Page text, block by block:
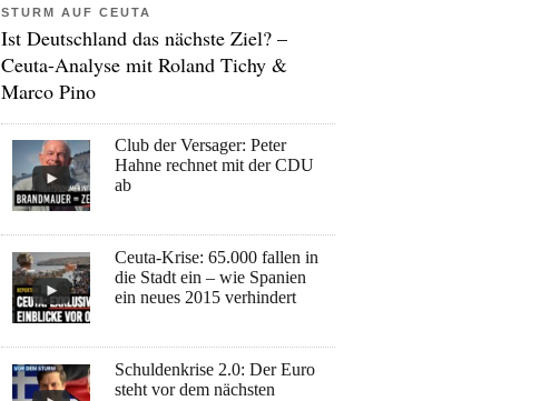
STURM AUF CEUTA
Ist Deutschland das nächste Ziel? –
Ceuta-Analyse mit Roland Tichy &
Marco Pino
Club der Versager: Peter
Hahne rechnet mit der CDU
ab
Ceuta-Krise: 65.000 fallen in
die Stadt ein – wie Spanien
ein neues 2015 verhindert
Schuldenkrise 2.0: Der Euro
steht vor dem nächsten